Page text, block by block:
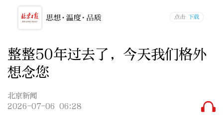
整整50年过去了，今天我们格外
想念您
北京新闻
2026-07-06 06:28